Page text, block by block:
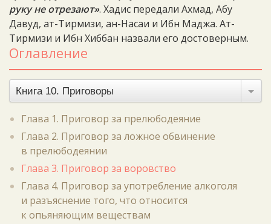
руку не отрезают». Хадис передали Ахмад, Абу
Давуд, ат-Тирмизи, ан-Насаи и Ибн Маджа. Ат-
Тирмизи и Ибн Хиббан назвали его достоверным.
Оглавление
Книга 10. Приговоры
Глава 1. Приговор за прелюбодеяние
Глава 2. Приговор за ложное обвинение
в прелюбодеянии
Глава 3. Приговор за воровство
Глава 4. Приговор за употребление алкоголя
и разъяснение того, что относится
к опьяняющим веществам